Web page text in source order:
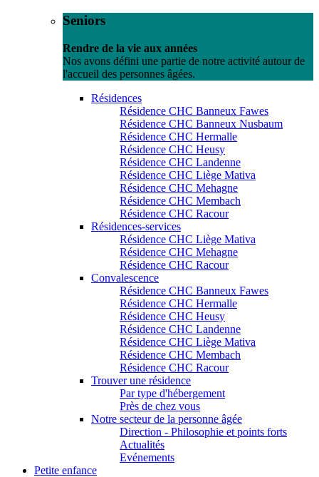
Seniors
Rendre de la vie aux années
Nos avons défini une partie de notre activité autour de
l'accueil des personnes âgées.
Résidences
Résidence CHC Banneux Fawes
Résidence CHC Banneux Nusbaum
Résidence CHC Hermalle
Résidence CHC Heusy
Résidence CHC Landenne
Résidence CHC Liège Mativa
Résidence CHC Mehagne
Résidence CHC Membach
Résidence CHC Racour
Résidences-services
Résidence CHC Liège Mativa
Résidence CHC Mehagne
Résidence CHC Racour
Convalescence
Résidence CHC Banneux Fawes
Résidence CHC Hermalle
Résidence CHC Heusy
Résidence CHC Landenne
Résidence CHC Liège Mativa
Résidence CHC Membach
Résidence CHC Racour
Trouver une résidence
Par type d'hébergement
Près de chez vous
Notre secteur de la personne âgée
Direction - Philosophie et points forts
Actualités
Evénements
Petite enfance